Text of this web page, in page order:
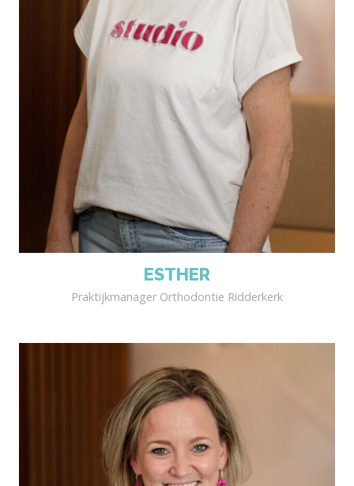
ESTHER
Praktijkmanager Orthodontie Ridderkerk